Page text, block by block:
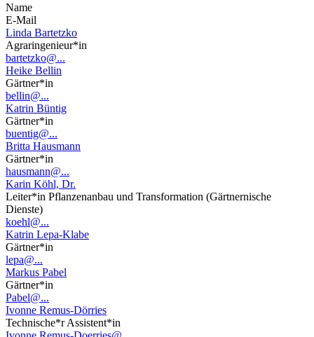
Name
E-Mail
Linda Bartetzko
Agraringenieur*in
bartetzko@...
Heike Bellin
Gärtner*in
bellin@...
Katrin Büntig
Gärtner*in
buentig@...
Britta Hausmann
Gärtner*in
hausmann@...
Karin Köhl, Dr.
Leiter*in Pflanzenanbau und Transformation (Gärtnernische
Dienste)
koehl@...
Katrin Lepa-Klabe
Gärtner*in
lepa@...
Markus Pabel
Gärtner*in
Pabel@...
Ivonne Remus-Dörries
Technische*r Assistent*in